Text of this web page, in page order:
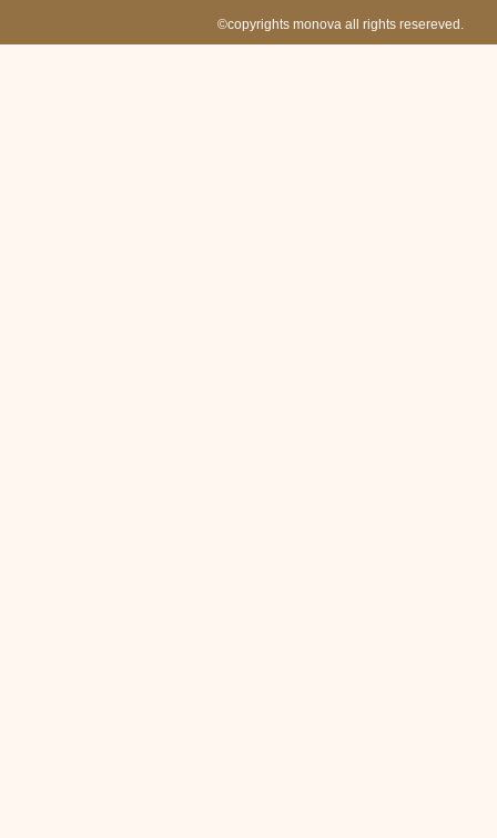
©copyrights monova all rights resereved.